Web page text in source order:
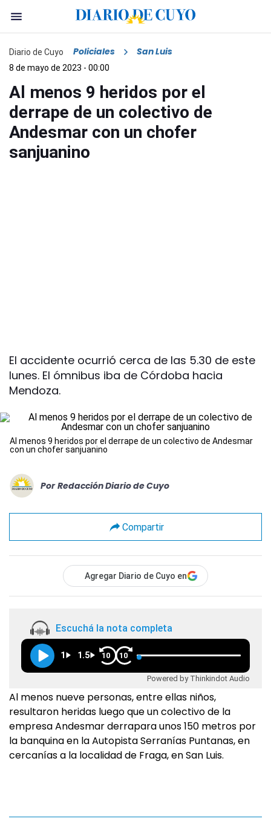
Diario de Cuyo Policiales San Luis
8 de mayo de 2023 - 00:00
Al menos 9 heridos por el
derrape de un colectivo de
Andesmar con un chofer
sanjuanino
El accidente ocurrió cerca de las 5.30 de este
lunes. El ómnibus iba de Córdoba hacia
Mendoza.
Al menos 9 heridos por el derrape de un colectivo de Andesmar
con un chofer sanjuanino
Por Redacción Diario de Cuyo
Compartir
Agregar Diario de Cuyo en
Escuchá la nota completa
1 1.5 10 10
Powered by Thinkindot Audio
Al menos nueve personas, entre ellas niños,
resultaron heridas luego que un colectivo de la
empresa Andesmar derrapara unos 150 metros por
la banquina en la Autopista Serranías Puntanas, en
cercanías a la localidad de Fraga, en San Luis.